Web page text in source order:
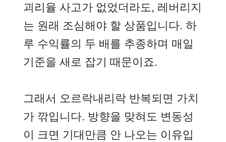
괴리율 사고가 없었더라도, 레버리지
는 원래 조심해야 할 상품입니다. 하
루 수익률의 두 배를 추종하며 매일
기준을 새로 잡기 때문이죠.
그래서 오르락내리락 반복되면 가치
가 깎입니다. 방향을 맞혀도 변동성
이 크면 기대만큼 안 나오는 이유입